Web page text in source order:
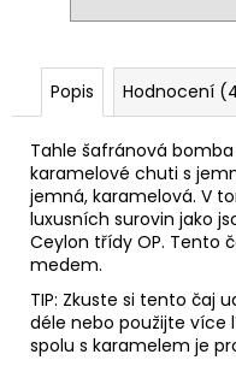
Popis Hodnocení
Tahle šafránová
karamelové chuti s
jemná, karamelová. V
luxusních surovin jako
Ceylon třídy OP. Tento
medem.
TIP: Zkuste si tento čaj
déle nebo použijte
spolu s karamelem je